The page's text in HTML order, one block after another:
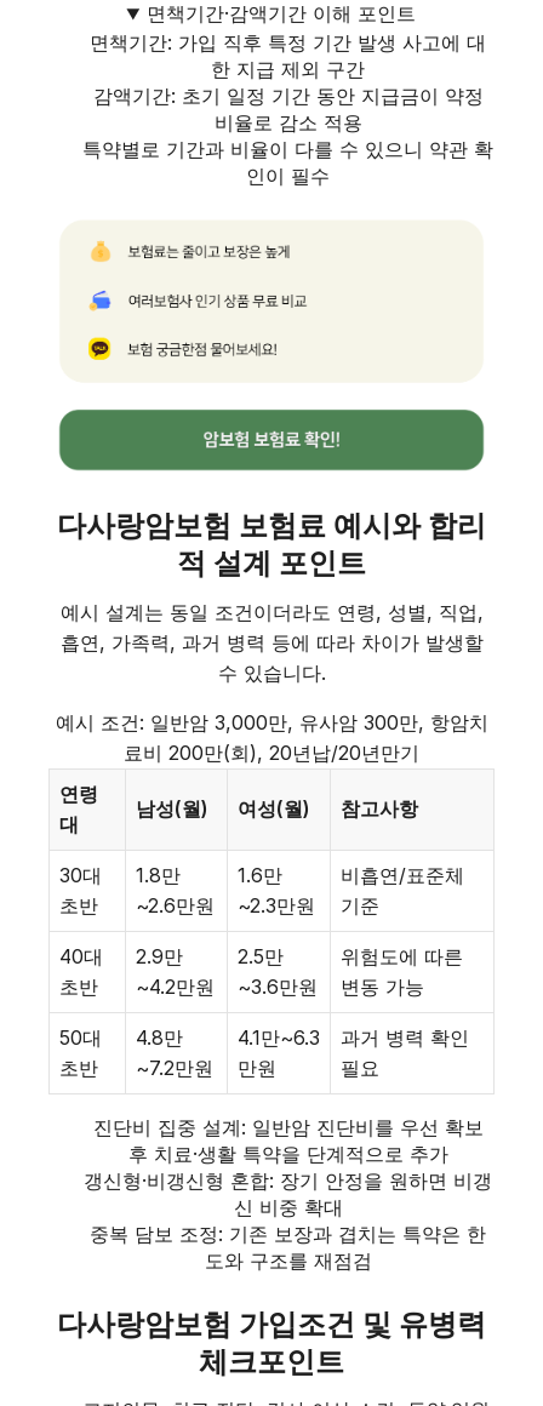
면책기간·감액기간 이해 포인트
면책기간: 가입 직후 특정 기간 발생 사고에 대
한 지급 제외 구간
감액기간: 초기 일정 기간 동안 지급금이 약정
비율로 감소 적용
특약별로 기간과 비율이 다를 수 있으니 약관 확
인이 필수
다사랑암보험 보험료 예시와 합리
적 설계 포인트
예시 설계는 동일 조건이더라도 연령, 성별, 직업,
흡연, 가족력, 과거 병력 등에 따라 차이가 발생할
수 있습니다.
예시 조건: 일반암 3,000만, 유사암 300만, 항암치
료비 200만(회), 20년납/20년만기
연령
대
남성(월) 여성(월) 참고사항
30대
초반
1.8만
~2.6만원
1.6만
~2.3만원
비흡연/표준체
기준
40대
초반
2.9만
~4.2만원
2.5만
~3.6만원
위험도에 따른
변동 가능
50대
초반
4.8만
~7.2만원
4.1만~6.3
만원
과거 병력 확인
필요
진단비 집중 설계: 일반암 진단비를 우선 확보
후 치료·생활 특약을 단계적으로 추가
갱신형·비갱신형 혼합: 장기 안정을 원하면 비갱
신 비중 확대
중복 담보 조정: 기존 보장과 겹치는 특약은 한
도와 구조를 재점검
다사랑암보험 가입조건 및 유병력
체크포인트